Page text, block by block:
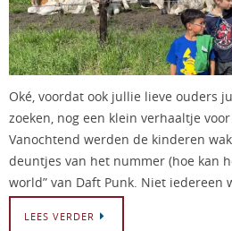
Oké, voordat ook jullie lieve ouders
zoeken, nog een klein verhaaltje
Vanochtend werden de kinderen
deuntjes van het nummer (hoe kan
world” van Daft Punk. Niet iedereen
LEES VERDER